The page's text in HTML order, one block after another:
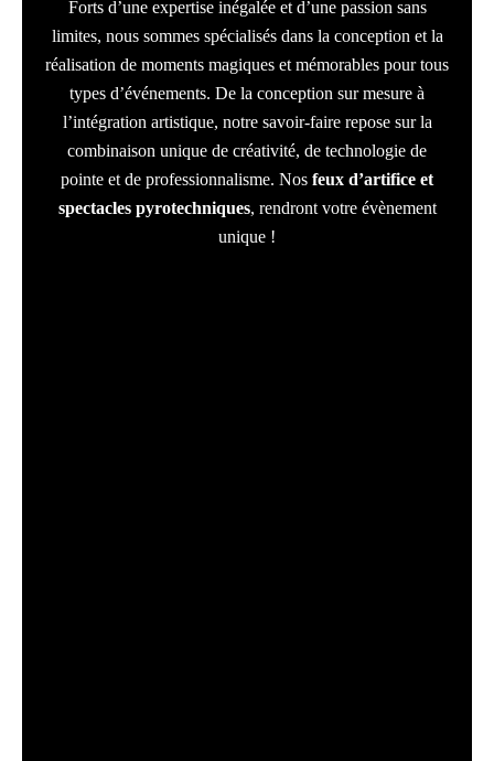
Forts d’une expertise inégalée et d’une passion sans
limites, nous sommes spécialisés dans la conception et la
réalisation de moments magiques et mémorables pour tous
types d’événements. De la conception sur mesure à
l’intégration artistique, notre savoir-faire repose sur la
combinaison unique de créativité, de technologie de
pointe et de professionnalisme. Nos feux d’artifice et
spectacles pyrotechniques, rendront votre évènement
unique !